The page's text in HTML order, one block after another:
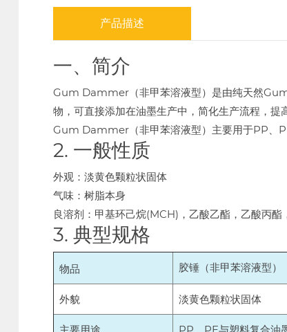
产品描述
一、简介
Gum Dammer（非甲苯溶液型）是由纯天然
物，可直接添加在油墨生产中，简化生产流程，提
Gum Dammer（非甲苯溶液型）主要用于PP、
2. 一般性质
外观：淡黄色颗粒状固体
气味：树脂本身
良溶剂：甲基环己烷(MCH)，乙酸乙酯，乙酸丙酯
3. 典型规格
物品 胶锤（非甲苯溶液型）
外貌 淡黄色颗粒状固体